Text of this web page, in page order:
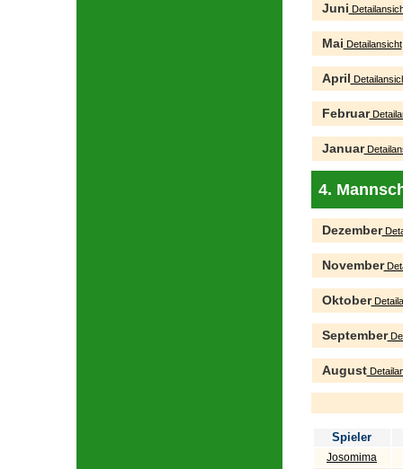
Juni
Mai Detailansicht
April
Februar
Januar
4.
Dezember
November
Oktober
September
August
Spieler
Josomima